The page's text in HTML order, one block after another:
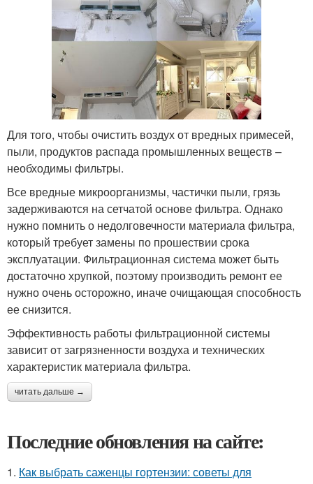
Для того, чтобы очистить воздух от вредных примесей,
пыли, продуктов распада промышленных веществ –
необходимы фильтры.
Все вредные микроорганизмы, частички пыли, грязь
задерживаются на сетчатой основе фильтра. Однако
нужно помнить о недолговечности материала фильтра,
который требует замены по прошествии срока
эксплуатации. Фильтрационная система может быть
достаточно хрупкой, поэтому производить ремонт ее
нужно очень осторожно, иначе очищающая способность
ее снизится.
Эффективность работы фильтрационной системы
зависит от загрязненности воздуха и технических
характеристик материала фильтра.
читать дальше →
Последние обновления на сайте:
1. Как выбрать саженцы гортензии: советы для